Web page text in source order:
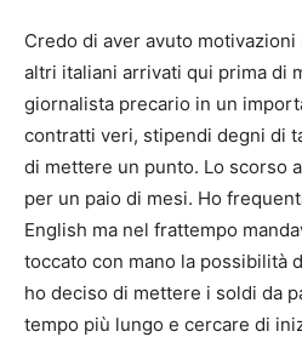
Credo di aver avuto
altri italiani arrivati qui prima di
giornalista precario in un
contratti veri, stipendi degni di
di mettere un punto. Lo scorso
per un paio di mesi. Ho
English ma nel frattempo
toccato con mano la possibilità
ho deciso di mettere i soldi da
tempo più lungo e cercare di